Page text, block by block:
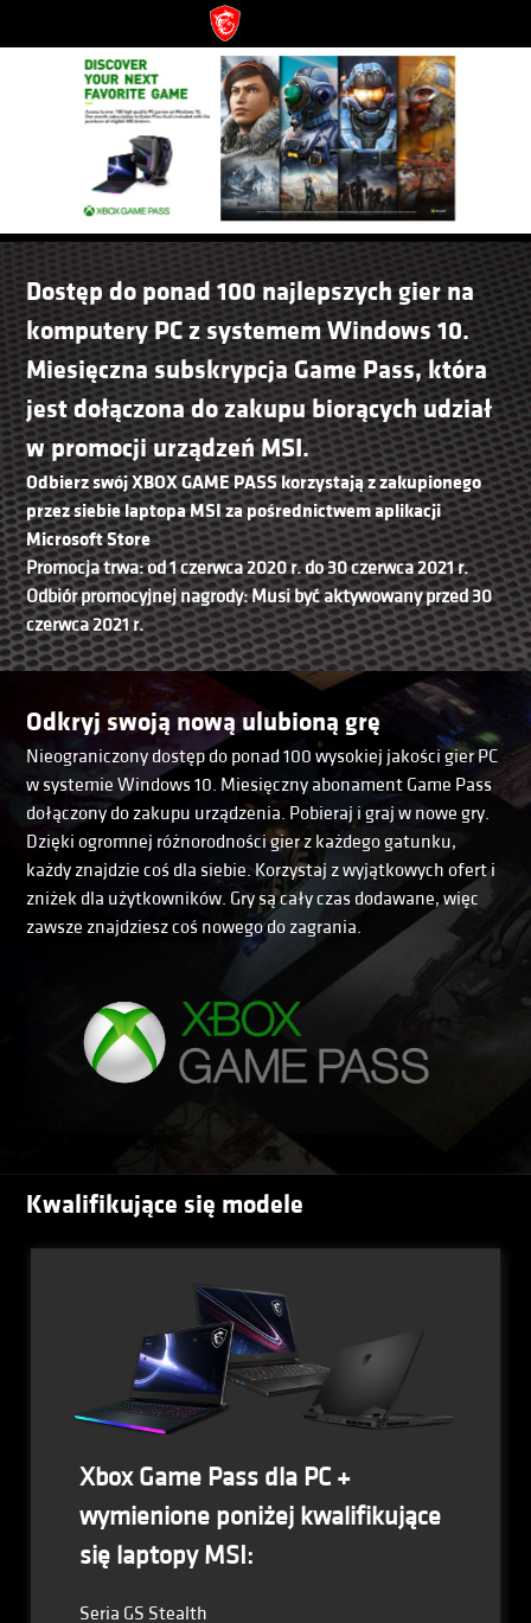
Dostęp do ponad 100 najlepszych gier na
komputery PC z systemem Windows 10.
Miesięczna subskrypcja Game Pass, która
jest dołączona do zakupu biorących udział
w promocji urządzeń MSI.
Odbierz swój XBOX GAME PASS korzystają z zakupionego
przez siebie laptopa MSI za pośrednictwem aplikacji
Microsoft Store
Promocja trwa: od 1 czerwca 2020 r. do 30 czerwca 2021 r.
Odbiór promocyjnej nagrody: Musi być aktywowany przed 30
czerwca 2021 r.
Odkryj swoją nową ulubioną grę
Nieograniczony dostęp do ponad 100 wysokiej jakości gier PC
w systemie Windows 10. Miesięczny abonament Game Pass
dołączony do zakupu urządzenia. Pobieraj i graj w nowe gry.
Dzięki ogromnej różnorodności gier z każdego gatunku,
każdy znajdzie coś dla siebie. Korzystaj z wyjątkowych ofert i
zniżek dla użytkowników. Gry są cały czas dodawane, więc
zawsze znajdziesz coś nowego do zagrania.
Kwalifikujące się modele
Xbox Game Pass dla PC +
wymienione poniżej kwalifikujące
się laptopy MSI:
Seria GS Stealth